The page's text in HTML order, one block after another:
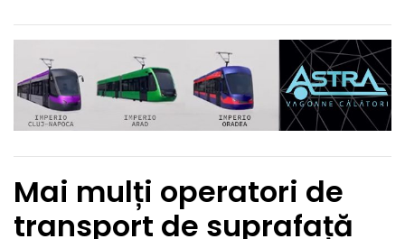
Mai mulți operatori de
transport de suprafață